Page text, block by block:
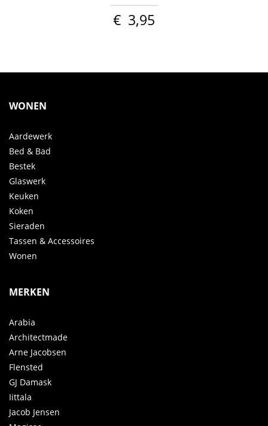
€ 3,95
WONEN
Aardewerk
Bed & Bad
Bestek
Glaswerk
Keuken
Koken
Sieraden
Tassen & Accessoires
Wonen
MERKEN
Arabia
Architectmade
Arne Jacobsen
Flensted
GJ Damask
Iittala
Jacob Jensen